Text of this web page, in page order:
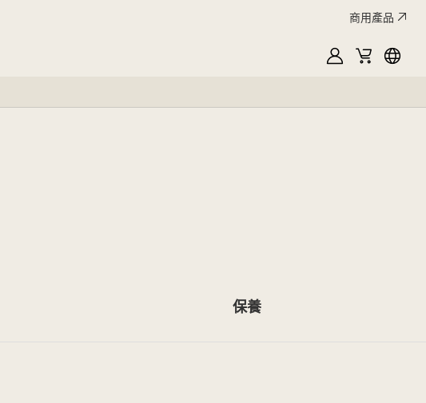
商用產品
MyLG購
保養